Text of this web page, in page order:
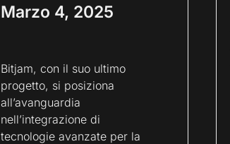
Marzo 4, 2025
Bitjam, con il suo ultimo
progetto, si posiziona
all’avanguardia
nell’integrazione di
tecnologie avanzate per la